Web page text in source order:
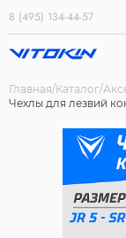
8 (495) 134-44-57
Главная Каталог
Чехлы для лезвий